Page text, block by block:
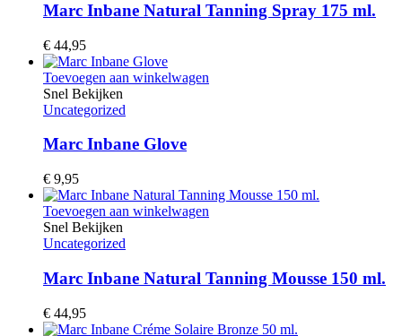
Marc Inbane Natural Tanning Spray 175 ml.
€ 44,95
Toevoegen aan winkelwagen
Snel Bekijken
Uncategorized
Marc Inbane Glove
€ 9,95
Toevoegen aan winkelwagen
Snel Bekijken
Uncategorized
Marc Inbane Natural Tanning Mousse 150 ml.
€ 44,95